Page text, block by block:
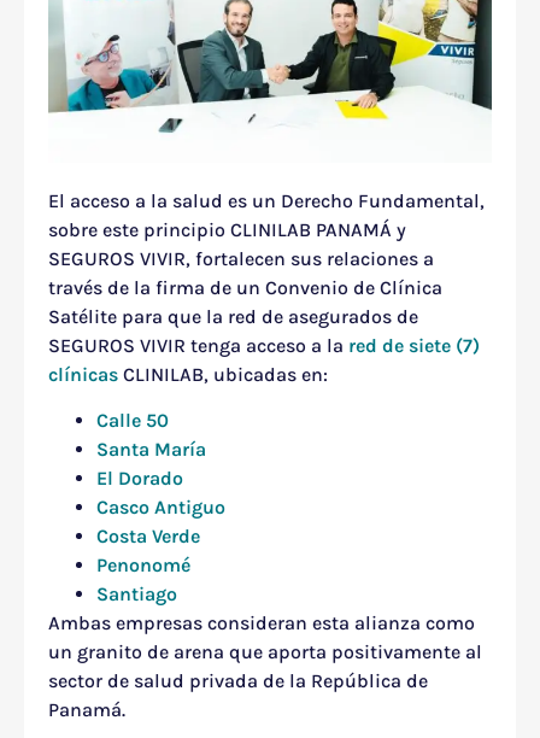
El acceso a la salud es un Derecho Fundamental,
sobre este principio CLINILAB PANAMÁ y
SEGUROS VIVIR, fortalecen sus relaciones a
través de la firma de un Convenio de Clínica
Satélite para que la red de asegurados de
SEGUROS VIVIR tenga acceso a la red de siete (7)
clínicas CLINILAB, ubicadas en:
Calle 50
Santa María
El Dorado
Casco Antiguo
Costa Verde
Penonomé
Santiago
Ambas empresas consideran esta alianza como
un granito de arena que aporta positivamente al
sector de salud privada de la República de
Panamá.